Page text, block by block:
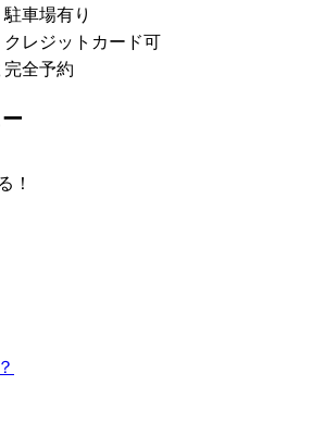
駐車場有り
クレジットカード可
完全予約
！